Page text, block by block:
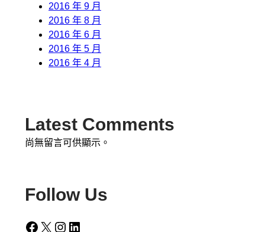
2016 年 9 月
2016 年 8 月
2016 年 6 月
2016 年 5 月
2016 年 4 月
Latest Comments
尚無留言可供顯示。
Follow Us
Facebook X Instagram LinkedIn